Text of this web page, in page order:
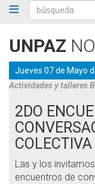
búsqueda
UNPAZ
Jueves 07 de Mayo
Actividades y talleres
2DO
Las y los
encuentros de